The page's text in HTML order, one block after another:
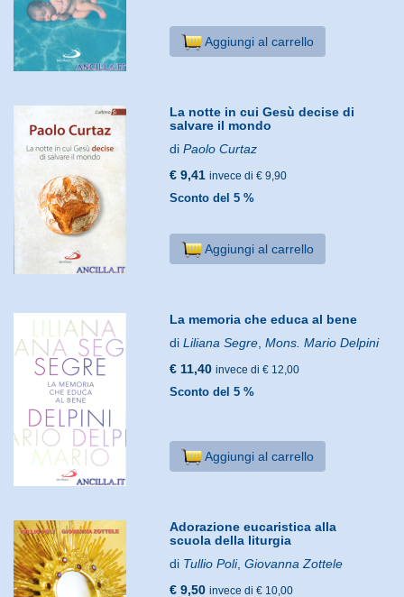
Aggiungi al carrello
La notte in cui Gesù decise di
salvare il mondo
diPaolo Curtaz
€ 9,41 invece di € 9,90
Sconto del 5 %
Aggiungi al carrello
La memoria che educa al bene
diLiliana Segre ,Mons. Mario Delpini
€ 11,40 invece di € 12,00
Sconto del 5 %
Aggiungi al carrello
Adorazione eucaristica alla
scuola della liturgia
di Tullio Poli,Giovanna Zottele
€ 9,50 invece di € 10,00